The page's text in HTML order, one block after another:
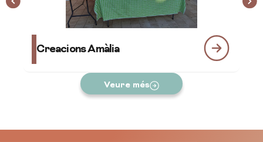
Creacions Amàlia
Veure més